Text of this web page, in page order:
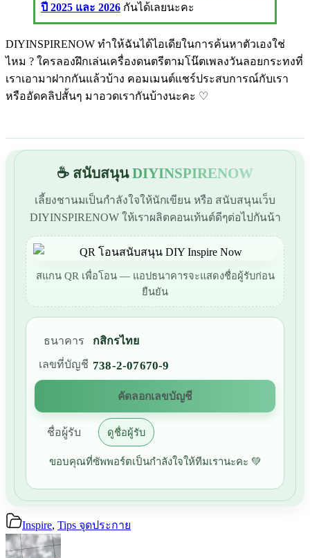
ปี 2025 และ 2026 กันได้เลยนะคะ
DIYINSPIRENOW ทำให้ฉันได้ไอเดียในการค้นหาตัวเองใช่
ไหม ? ใครลองฝึกเล่นเครื่องดนตรีตามโน๊ตเพลงวันลอยกระทงที่
เราเอามาฝากกันแล้วบ้าง คอมเมนต์แชร์ประสบการณ์กับเรา
หรืออัดคลิปสั้นๆ มาอวดเรากันบ้างนะคะ ♡
☕ สนับสนุนDIYINSPIRENOW
เลี้ยงชานมเป็นกำลังใจให้นักเขียน หรือ สนับสนุนเว็บ
DIYINSPIRENOW ให้เราผลิตคอนเท้นต์ดีๆต่อไปกันน้า
สแกน QR เพื่อโอน — แอปธนาคารจะแสดงชื่อผู้รับก่อน
ยืนยัน
ธนาคาร
กสิกรไทย
เลขที่บัญชี 738-2-07670-9
คัดลอกเลขบัญชี
ชื่อผู้รับ ดูชื่อผู้รับ
ขอบคุณที่ซัพพอร์ตเป็นกำลังใจให้ทีมเรานะคะ 💚
Inspire, Tips จุดประกาย